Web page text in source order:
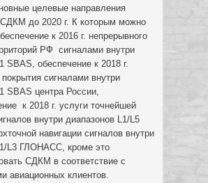
целевые направления
до 2020 г. К которым можно
к 2016 г. непрерывного
РФ сигналами внутри
SBAS, обеспечение к 2018 г.
покрытия сигналами внутри
SBAS центра России,
к 2018 г. услуги точнейшей
внутри диапазонов L1/L5
навигации сигналов внутри
L3 ГЛОНАСС, кроме это
СДКМ в соответствие с
авиационных клиентов.